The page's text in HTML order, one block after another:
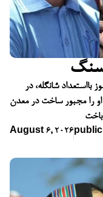
بااستعداد شانگله، در
اما فقر او را مجبور ساخت در معدن
August 6, 2026 public